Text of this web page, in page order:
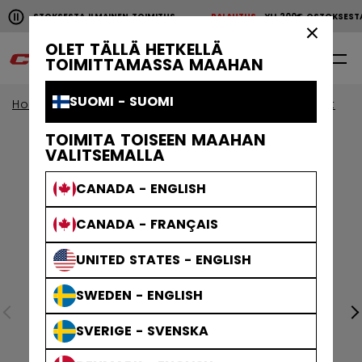
OLET TÄLLÄ HETKELLÄ
TOIMITTAMASSA MAAHAN
SUOMI - SUOMI
TOIMITA TOISEEN MAAHAN
VALITSEMALLA
CANADA - ENGLISH
CANADA - FRANÇAIS
UNITED STATES - ENGLISH
SWEDEN - ENGLISH
SVERIGE - SVENSKA
Pause the horizontal scroll animation.
OSTOKSESTA ILMAINEN TOIMITUSPALAUTUS YLI 200€
YLI 200€ OSTOKSESTA ILMAINEN TOIMITUS
Home Mailat näytä kaikki Jetspeed Mailat